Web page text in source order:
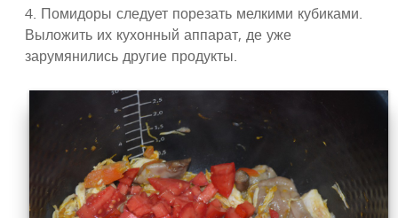
4. Помидоры следует порезать мелкими кубиками.
Выложить их кухонный аппарат, де уже
зарумянились другие продукты.